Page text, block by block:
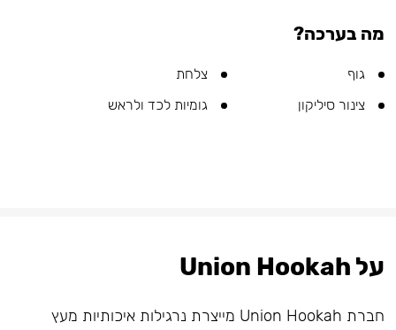
מה בערכה?
גוף
צלחת
צינור סיליקון
גומיות לכד ולראש
על Union Hookah
חברת Union Hookah מייצרת נרגילות איכותיות מעץ